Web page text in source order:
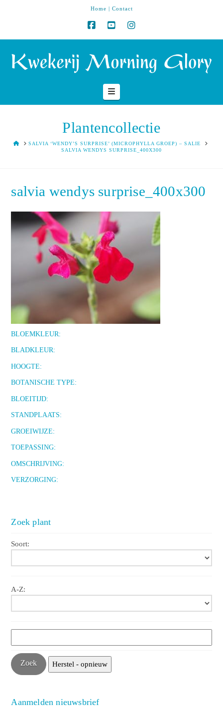
Home | Contact
Navigation
Plantencollectie
HOMESALVIA ‘WENDY’S SURPRISE’ (MICROPHYLLA GROEP) – SALIE
SALVIA WENDYS SURPRISE_400X300
salvia wendys surprise_400x300
BLOEMKLEUR:
BLADKLEUR:
HOOGTE:
BOTANISCHE TYPE:
BLOEITIJD:
STANDPLAATS:
GROEIWIJZE:
TOEPASSING:
OMSCHRIJVING:
VERZORGING:
Zoek plant
Soort:
A-Z:
Aanmelden nieuwsbrief